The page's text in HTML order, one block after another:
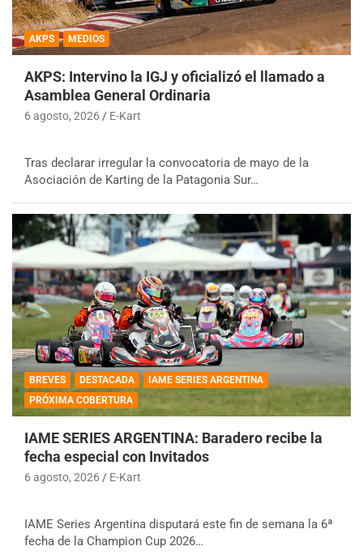
AKPS MEDIOS
AKPS: Intervino la IGJ y oficializó el llamado a
Asamblea General Ordinaria
6 agosto, 2026 E-Kart
Tras declarar irregular la convocatoria de mayo de la
Asociación de Karting de la Patagonia Sur…
BREVES DESTACADA
IAME SERIES ARGENTINA
PRÓXIMA COBERTURA
IAME SERIES ARGENTINA: Baradero recibe la
fecha especial con Invitados
6 agosto, 2026 E-Kart
IAME Series Argentina disputará este fin de semana la 6ª
fecha de la Champion Cup 2026…